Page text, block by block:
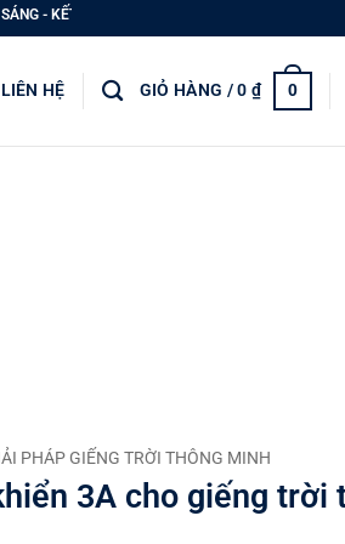
MÁI - TỰ ĐỘNG THOÁT KHÓI PCCC - TIẾT KIỆM
LIÊN HỆ GIỎ HÀNG /0 ₫ 0
PHÁP GIẾNG TRỜI THÔNG MINH
3A cho giếng trời